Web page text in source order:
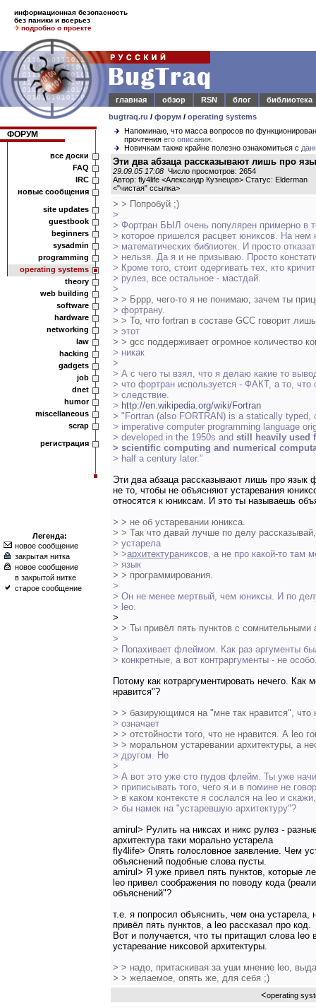
информационная безопасность
без паники и всерьез
подробно о проекте
главная обзор RSN блог
библиотека
bugtraq.ru / форум / operating systems
ФОРУМ
все доски
FAQ
IRC
новые сообщения
site updates
guestbook
beginners
sysadmin
programming
operating systems
theory
web building
software
hardware
networking
law
hacking
gadgets
job
dnet
humor
miscellaneous
scrap
регистрация
Легенда:
новое сообщение
закрытая нитка
новое сообщение
в закрытой нитке
старое сообщение
Напоминаю, что масса вопросов по
прочтения его описания
Новичкам также крайне полезно ознакомиться с
Эти два абзаца рассказывают лишь про
29.09.05 17:08 Число просмотров: 2654
Автор: fly4life <Александр Кузнецов> Статус: Elderman
<"чистая" ссылка>
> > Попробуй ;)
>
> Фортран БЫЛ очень популярен примерно в
> которое пришелся расцвет юниксов. На
> математических библиотек. И просто
> нельзя. Да я и не призываю. Просто
> Кроме того, стоит одергивать тех, кто
> рулез, все остальное - мастдай.
>
> > Бррр, чего-то я не понимаю, зачем ты
> фортрану.
> > То, что fortran в составе GCC говорит
> этот
> > gcc поддерживает огромное количество
> никак
>
> А с чего ты взял, что я делаю какие то
> что фортран используется - ФАКТ, а то, что
> следствие.
> http://en.wikipedia.org/wiki/Fortran
> "Fortran (also FORTRAN) is a statically typed,
> imperative computer programming language
> developed in the 1950s and still heavily used
> scientific computing and numerical
> half a century later."
Эти два абзаца рассказывают лишь про язык
не то, чтобы не объясняют устаревания
относятся к юниксам. И это ты называешь
> > не об устаревании юникса.
> > Так что давай лучше по делу
> устарела
> >архитектураниксов, а не про какой-то там
> язык
> > программирования.
>
> Он не менее мертвый, чем юниксы. И по
> leo.
>
> > Ты привёл пять пунктов с сомнительными
>
> Попахивает флеймом. Как раз аргументы
> конкретные, а вот контраргументы - не
Потому как котраргументировать нечего. Как
нравится"?
> > базирующимся на "мне так нравится", что
> означает
> > отстойности того, что не нравится. А leo
> > моральном устаревании архитектуры, а
> другом. Не
>
> А вот это уже сто пудов флейм. Ты уже
> приписывать того, чего я и в помине не
> в каком контексте я сослался на leo и
> бы намек на "устаревшую архитектуру"?
amirul> Рулить на никсах и никс рулез -
архитектура таки морально устарела
fly4life> Опять голословное заявление. Чем
объяснений подобные слова пусты.
amirul> Я уже привел пять пунктов, которые
leo привел соображения по поводу кода
объяснений"?
т.е. я попросил объяснить, чем она устарела,
привёл пять пунктов, а leo рассказал про код.
Вот и получается, что ты притащил слова leo
устаревание никсовой архитектуры.
> > надо, притаскивая за уши мнение leo,
> > желаемое, опять же, для себя ;)
<operating